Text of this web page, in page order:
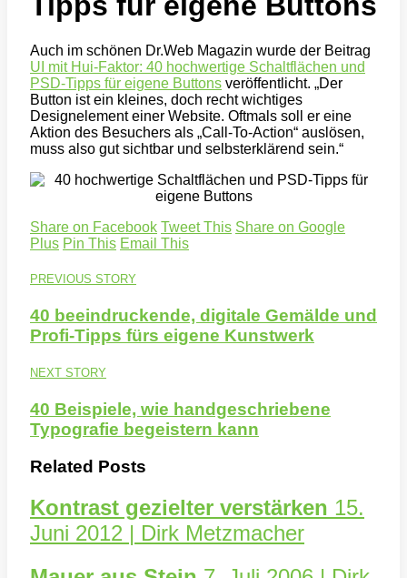
Auch im schönen Dr.Web Magazin wurde der Beitrag
UI mit Hui-Faktor: 40 hochwertige Schaltflächen und
PSD-Tipps für eigene Buttons veröffentlicht. „Der
Button ist ein kleines, doch recht wichtiges
Designelement einer Website. Oftmals soll er eine
Aktion des Besuchers als „Call-To-Action“ auslösen,
muss also gut sichtbar und selbsterklärend sein.“
Share on Facebook Tweet This Share on Google
Plus Pin This Email This
PREVIOUS STORY
40 beeindruckende, digitale Gemälde und
Profi-Tipps fürs eigene Kunstwerk
NEXT STORY
40 Beispiele, wie handgeschriebene
Typografie begeistern kann
Related Posts
Kontrast gezielter verstärken 15.
Juni 2012 | Dirk Metzmacher